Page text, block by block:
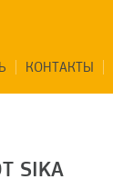
КОНТАКТЫ
SIKA